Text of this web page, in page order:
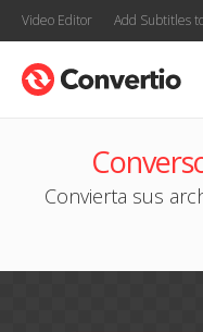
Video Editor Add Subtitles
Convierta sus